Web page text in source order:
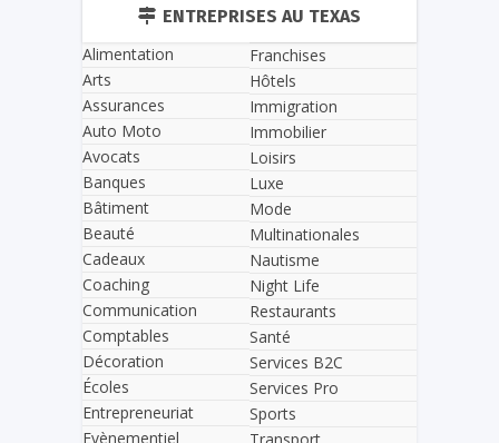
ENTREPRISES AU TEXAS
Alimentation
Arts
Assurances
Auto Moto
Avocats
Banques
Bâtiment
Beauté
Cadeaux
Coaching
Communication
Comptables
Décoration
Écoles
Entrepreneuriat
Evènementiel
Franchises
Hôtels
Immigration
Immobilier
Loisirs
Luxe
Mode
Multinationales
Nautisme
Night Life
Restaurants
Santé
Services B2C
Services Pro
Sports